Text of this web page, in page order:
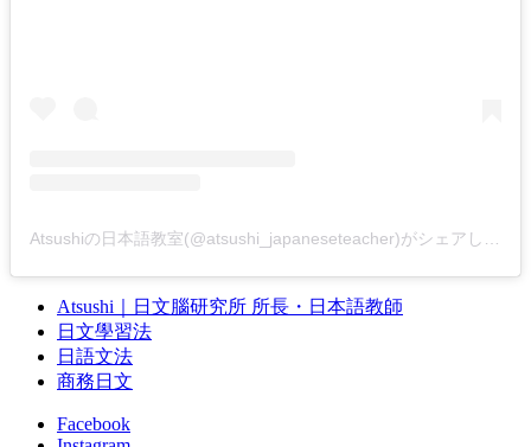
Atsushi｜日文腦研究所 所長・日本語教師
日文學習法
日語文法
商務日文
Facebook